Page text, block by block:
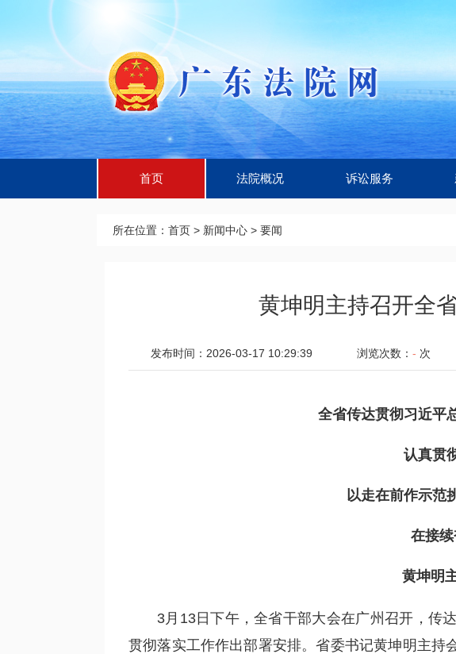
首页 法院概况 诉讼服务
所在位置： 首页 > 新闻中心 > 要闻
黄坤明主持召开全
发布时间：2026-03-17 10:29:39 浏览次数： - 次
全省传达贯彻习近平
认真贯
以走在前作示范
在接
黄坤明
3月13日下午，全省干部大会在广州召开，传
贯彻落实工作作出部署安排。省委书记黄坤明主持